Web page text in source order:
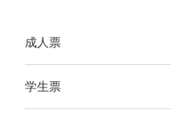
成人票
学生票